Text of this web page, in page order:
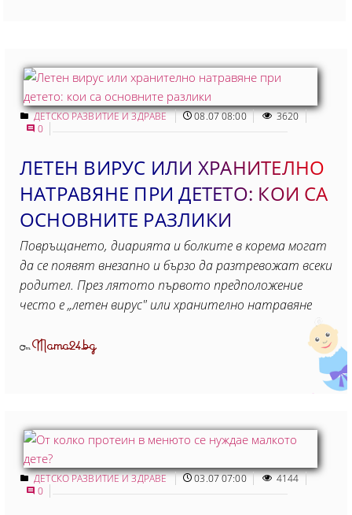
ДЕТСКО РАЗВИТИЕ И ЗДРАВЕ 08.07 08:00
3620
0
ЛЕТЕН ВИРУС ИЛИ ХРАНИТЕЛНО
НАТРАВЯНЕ ПРИ ДЕТЕТО: КОИ СА
ОСНОВНИТЕ РАЗЛИКИ
Повръщането, диарията и болките в корема могат
да се появят внезапно и бързо да разтревожат всеки
родител. През лятото първото предположение
често е „летен вирус" или хранително натравяне
ОтMama24.bg
ДЕТСКО РАЗВИТИЕ И ЗДРАВЕ 03.07 07:00
4144
0